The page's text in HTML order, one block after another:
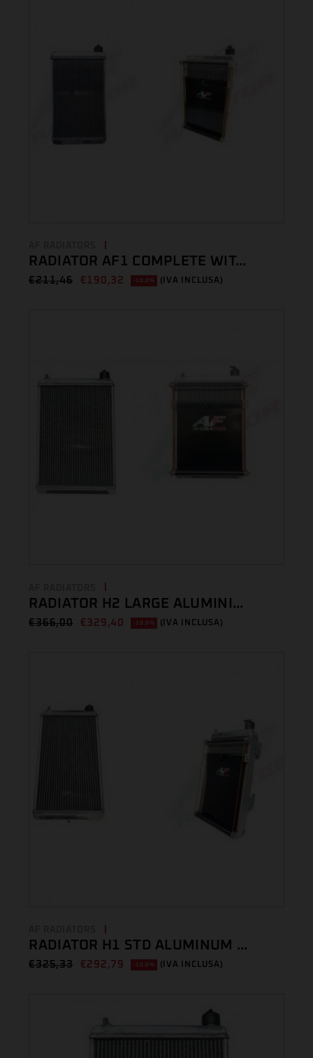
RADIATOR AF1 COMPLETE WIT...
€211,46 €190,32 -10.0% (IVA INCLUSA)
RADIATOR H2 LARGE ALUMINI...
€366,00 € 329,40 -10.0% (IVA INCLUSA)
RADIATOR H1 STD ALUMINUM ...
€325,33 €292,79 -10.0% (IVA INCLUSA)